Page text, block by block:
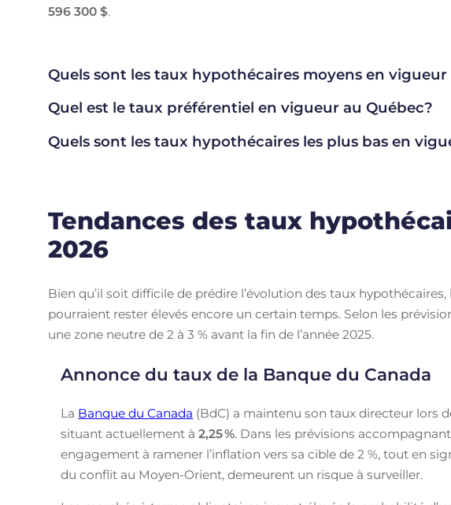
596 300 $.
Quels sont les taux hypothécaires moyens en vigueur
Quel est le taux préférentiel en vigueur au Québec?
Quels sont les taux hypothécaires les plus bas en
Tendances des taux
2026
Bien qu’il soit difficile de prédire l’évolution des taux
pourraient rester élevés encore un certain temps. Selon les
une zone neutre de 2 à 3 % avant la fin de l’année 2025.
Annonce du taux de la Banque du Canada
La Banque du Canada (BdC) a maintenu son taux directeur lors
situant actuellement à2,25%. Dans les prévisions
engagement à ramener l’inflation vers sa cible de 2 %, tout en
du conflit au Moyen-Orient, demeurent un risque à surveiller.